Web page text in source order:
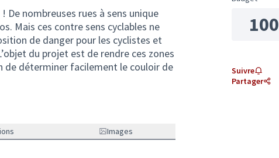
nombreuses rues à sens unique
Mais ces contre sens cyclables ne
de danger pour les cyclistes et
du projet est de rendre ces zones
de déterminer facilement le couloir de
Images
Suivre
Partager